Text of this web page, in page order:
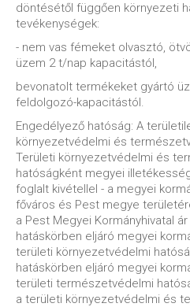
döntésétől függően környezeti
tevékenységek:
- nem vas fémeket olvasztó,
üzem 2 t/nap kapacitástól,
bevonatolt termékeket gyártó
feldolgozó-kapacitástól.
Engedélyező hatóság: A
környezetvédelmi és
Területi környezetvédelmi és
hatóságként megyei
foglalt kivétellel - a megyei
főváros és Pest megye
a Pest Megyei Kormányhivatal
hatáskörben eljáró megyei
területi környezetvédelmi
hatáskörben eljáró megyei
területi természetvédelmi
a területi környezetvédelmi és